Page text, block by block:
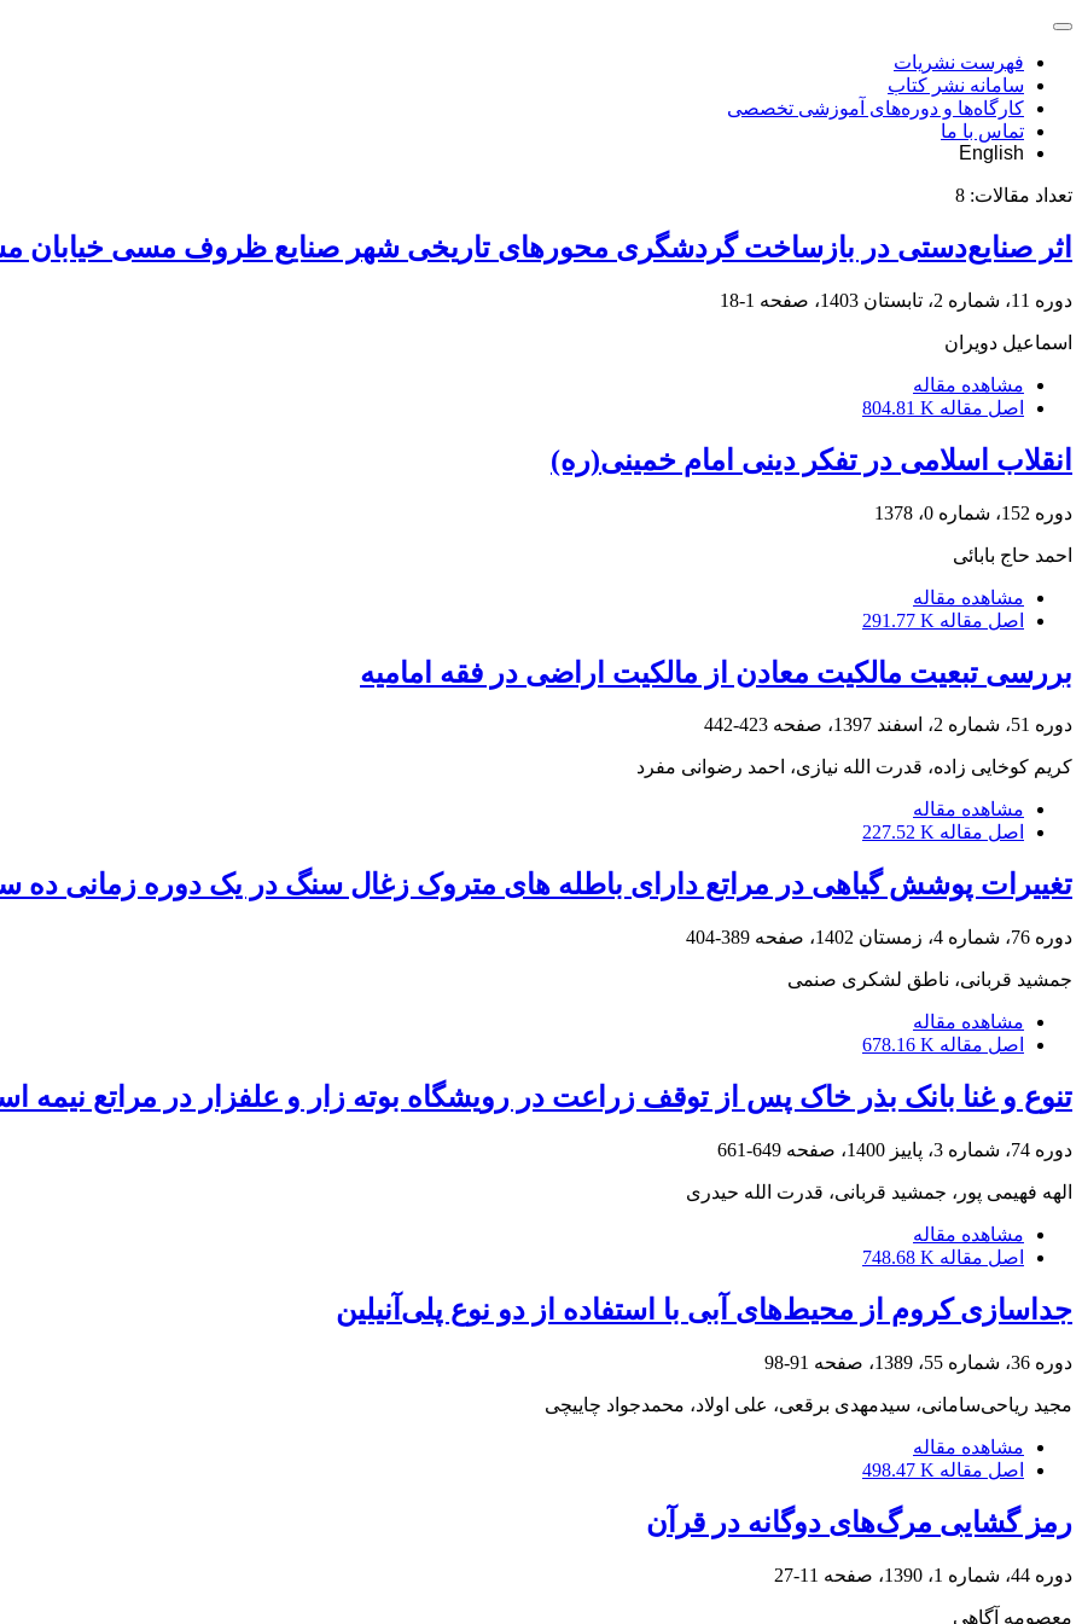
فهرست نشریات
سامانه نشر کتاب
کارگاه‌ها و دوره‌های آموزشی تخصصی
تماس با ما
English
تعداد مقالات: 8
اثر صنایع‌دستی در بازساخت گردشگری محورهای تاریخی شهر صنایع ظروف مسی خیابان
دوره 11، شماره 2، تابستان 1403، صفحه 1-18
اسماعیل دویران
مشاهده مقاله
اصل مقاله 804.81 K
انقلاب اسلامی در تفکر دینی امام خمینی(ره)
دوره 152، شماره 0، 1378
احمد حاج بابائی
مشاهده مقاله
اصل مقاله 291.77 K
بررسی تبعیت مالکیت معادن از مالکیت اراضی در فقه امامیه
دوره 51، شماره 2، اسفند 1397، صفحه 423-442
کریم کوخایی زاده، قدرت الله نیازی، احمد رضوانی مفرد
مشاهده مقاله
اصل مقاله 227.52 K
تغییرات پوشش گیاهی در مراتع دارای باطله های متروک زغال سنگ در یک دوره زمانی ده
دوره 76، شماره 4، زمستان 1402، صفحه 389-404
جمشید قربانی، ناطق لشکری صنمی
مشاهده مقاله
اصل مقاله 678.16 K
تنوع و غنا بانک بذر خاک پس از توقف زراعت در رویشگاه بوته زار و علفزار در مراتع نیمه
دوره 74، شماره 3، پاییز 1400، صفحه 649-661
الهه فهیمی پور، جمشید قربانی، قدرت الله حیدری
مشاهده مقاله
اصل مقاله 748.68 K
جداسازی کروم از محیط‌های آبی با استفاده از دو نوع پلی‌آنیلین
دوره 36، شماره 55، 1389، صفحه 91-98
مجید ریاحی‌سامانی، سید‌مهدی برقعی، علی اولاد، محمد‌جواد چاییچی
مشاهده مقاله
اصل مقاله 498.47 K
رمز گشایی مرگ‌های دوگانه در قرآن
دوره 44، شماره 1، 1390، صفحه 11-27
معصومه آگاهی